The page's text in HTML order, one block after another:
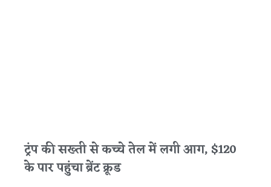
ट्रंप की सख्ती से कच्चे तेल में लगी आग, $120
के पार पहुंचा ब्रेंट क्रूड